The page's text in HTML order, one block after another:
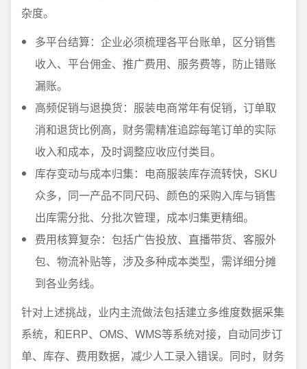
杂度。
多平台结算：企业必须梳理各平台账单，区分销售
收入、平台佣金、推广费用、服务费等，防止错账
漏账。
高频促销与退换货：服装电商常年有促销，订单取
消和退货比例高，财务需精准追踪每笔订单的实际
收入和成本，及时调整应收应付类目。
库存变动与成本归集：电商服装库存流转快，SKU
众多，同一产品不同尺码、颜色的采购入库与销售
出库需分批、分批次管理，成本归集更精细。
费用核算复杂：包括广告投放、直播带货、客服外
包、物流补贴等，涉及多种成本类型，需详细分摊
到各业务线。
针对上述挑战，业内主流做法包括建立多维度数据采集
系统，和ERP、OMS、WMS等系统对接，自动同步订
单、库存、费用数据，减少人工录入错误。同时，财务